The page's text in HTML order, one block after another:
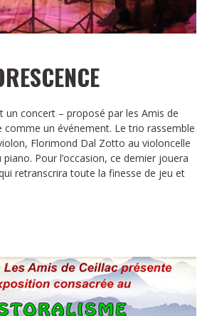
un concert – proposé par les Amis de
comme un événement. Le trio rassemble
Florimond Dal Zotto au violoncelle
Pour l’occasion, ce dernier jouera
retranscrira toute la finesse de jeu et